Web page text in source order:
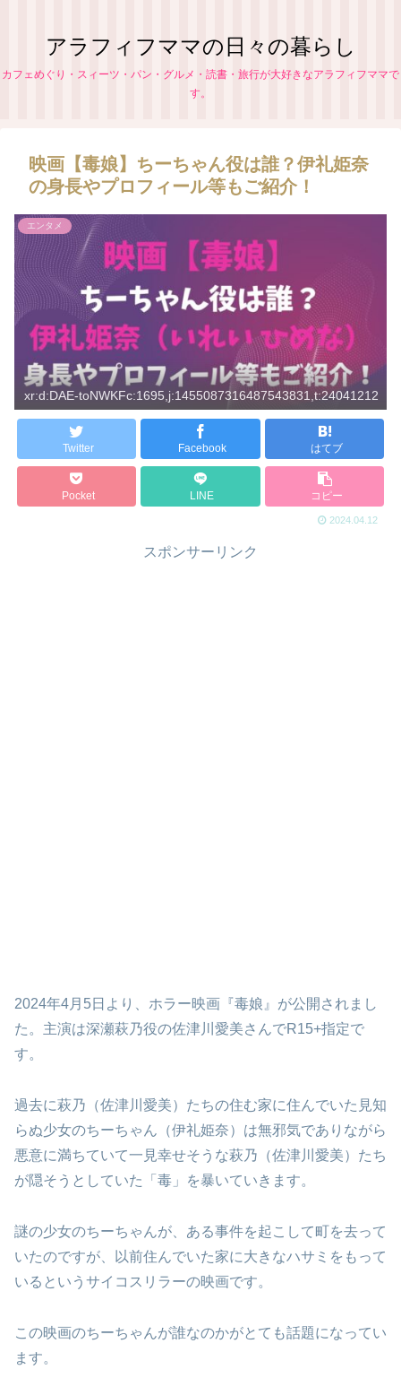
アラフィフママの日々の暮らし
カフェめぐり・スィーツ・パン・グルメ・読書・旅行が大好きなアラフィフママで
す。
映画【毒娘】ちーちゃん役は誰？伊礼姫奈
の身長やプロフィール等もご紹介！
エンタメ
xr:d:DAE-toNWKFc:1695,j:1455087316487543831,t:24041212
Twitter Facebook はてブ
Pocket LINE コピー
2024.04.12
スポンサーリンク
2024年4月5日より、ホラー映画『毒娘』が公開されまし
た。主演は深瀬萩乃役の佐津川愛美さんでR15+指定で
す。
過去に萩乃（佐津川愛美）たちの住む家に住んでいた見知
らぬ少女のちーちゃん（伊礼姫奈）は無邪気でありながら
悪意に満ちていて一見幸せそうな萩乃（佐津川愛美）たち
が隠そうとしていた「毒」を暴いていきます。
謎の少女のちーちゃんが、ある事件を起こして町を去って
いたのですが、以前住んでいた家に大きなハサミをもって
いるというサイコスリラーの映画です。
この映画のちーちゃんが誰なのかがとても話題になってい
ます。